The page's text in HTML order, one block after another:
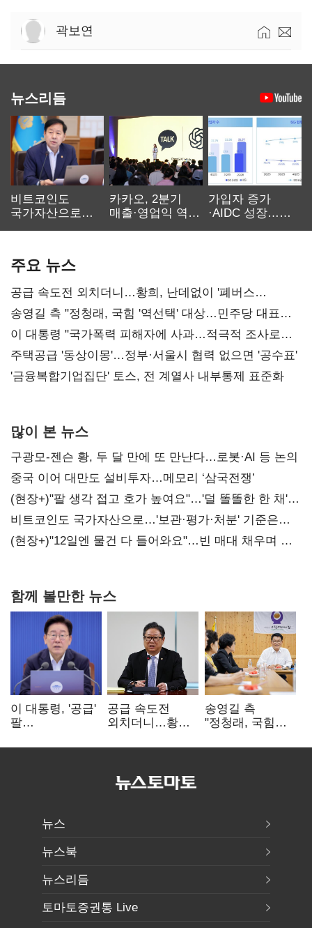
곽보연
뉴스리듬
비트코인도
국가자산으로…'
카카오, 2분기
매출·영업익 역대
가입자 증가
·AIDC 성장…
주요 뉴스
공급 속도전 외치더니…황희, 난데없이 '폐버스
리모델링' 제안
송영길 측 "정청래, 국힘 '역선택' 대상…민주당 대표로
총선 지휘 못해"
이 대통령 "국가폭력 피해자에 사과…적극적 조사로
진실 밝혀야"
주택공급 '동상이몽'…정부·서울시 협력 없으면 '공수표'
'금융복합기업집단' 토스, 전 계열사 내부통제 표준화
많이 본 뉴스
구광모-젠슨 황, 두 달 만에 또 만난다…로봇·AI 등 논의
중국 이어 대만도 설비투자…메모리 ‘삼국전쟁’
(현장+)"팔 생각 접고 호가 높여요"…'덜 똘똘한 한 채'
20억 키맞추기
비트코인도 국가자산으로…'보관·평가·처분' 기준은
숙제
(현장+)"12일엔 물건 다 들어와요"…빈 매대 채우며 문
함께 볼만한 뉴스
이 대통령, '공급'
팔
여 내부선
공급 속도전
외치더니…황희,
리모델링' 제안
송영길 측
"정청래, 국힘
민주당 대표로
뉴스
뉴스북
뉴스리듬
토마토증권통 Live